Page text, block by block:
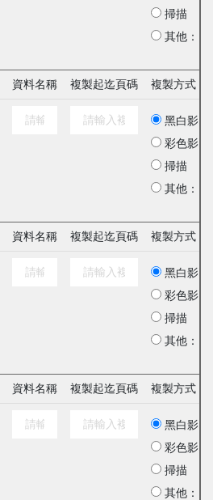
掃描
其他：
資料名稱 複製起迄頁碼 複製方式
黑白影印
彩色影印
掃描
其他：
資料名稱 複製起迄頁碼 複製方式
黑白影印
彩色影印
掃描
其他：
資料名稱 複製起迄頁碼 複製方式
黑白影印
彩色影印
掃描
其他：